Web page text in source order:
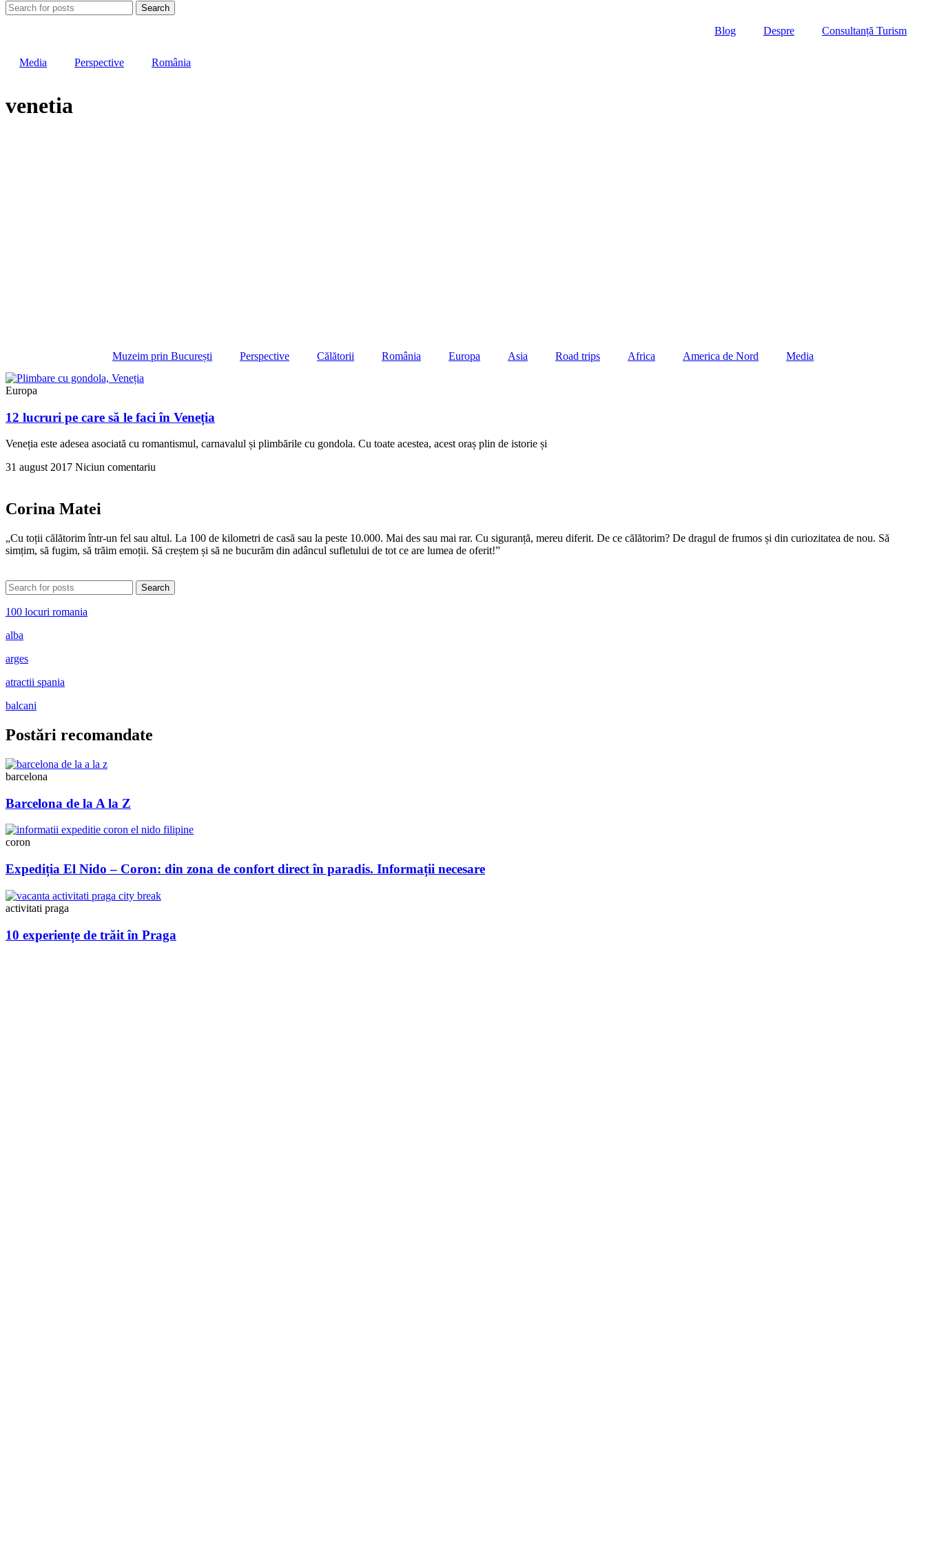
Search
Blog Despre Consultanță Turism
Media Perspective România
venetia
Muzeim prin București Perspective Călătorii România Europa Asia Road trips Africa America de Nord Media
Europa
12 lucruri pe care să le faci în Veneția
Veneția este adesea asociată cu romantismul, carnavalul și plimbările cu gondola. Cu toate acestea, acest oraș plin de istorie și
31 august 2017 Niciun comentariu
Corina Matei
„Cu toții călătorim într-un fel sau altul. La 100 de kilometri de casă sau la peste 10.000. Mai des sau mai rar. Cu siguranță, mereu diferit. De ce călătorim? De dragul de frumos și din curiozitatea de nou. Să
simțim, să fugim, să trăim emoții. Să creștem și să ne bucurăm din adâncul sufletului de tot ce are lumea de oferit!”
Search
100 locuri romania
alba
arges
atractii spania
balcani
Postări recomandate
barcelona
Barcelona de la A la Z
coron
Expediția El Nido – Coron: din zona de confort direct în paradis. Informații necesare
activitati praga
10 experiențe de trăit în Praga